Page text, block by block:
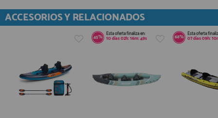
ACCESORIOS Y RELACIONADOS
45% Esta oferta finaliza en:
10días02h:16m:49s 68% Esta oferta
07días09h:10